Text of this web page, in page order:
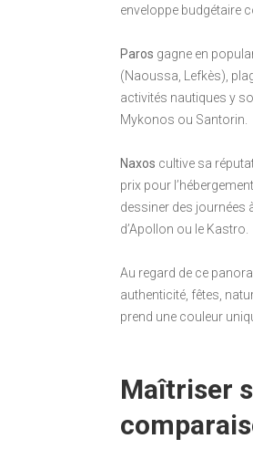
enveloppe budgétaire
Paros gagne en
(Naoussa, Lefkès),
activités nautiques y
Mykonos ou Santorin.
Naxos cultive sa
prix pour
dessiner des journées
d’Apollon ou le Kastro.
Au regard de ce
authenticité, fêtes,
prend une couleur
Maîtriser